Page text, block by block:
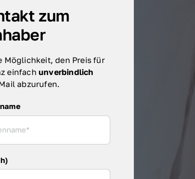
zum
Möglichkeit, den Preis für
einfach
abzurufen.